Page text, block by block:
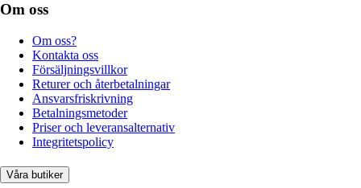
Om oss
Om oss?
Kontakta oss
Försäljningsvillkor
Returer och återbetalningar
Ansvarsfriskrivning
Betalningsmetoder
Priser och leveransalternativ
Integritetspolicy
Våra butiker